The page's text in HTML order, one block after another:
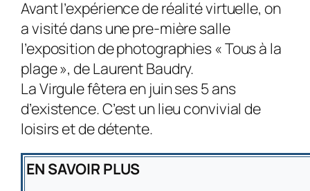
Avant l’expérience de réalité virtuelle, on
a visité dans une pre-mière salle
l’exposition de photographies « Tous à la
plage », de Laurent Baudry.
La Virgule fêtera en juin ses 5 ans
d’existence. C’est un lieu convivial de
loisirs et de détente.
EN SAVOIR PLUS